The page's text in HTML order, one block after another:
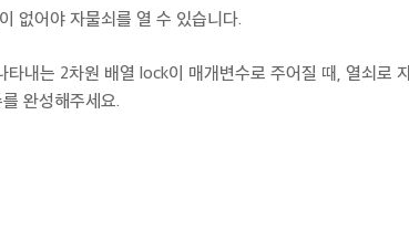
없어야 자물쇠를 열 수 있습니다.
내는 2차원 배열 lock이 매개변수로 주어질 때, 열쇠로
완성해주세요.